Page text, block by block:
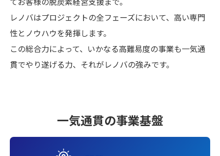
コーポレートPPA
太陽光発電
企業理念
中期経営計画
環境
社会
IR情報
IR情報トップ
現場から
レノバはプロジェクトの全フェーズにおいて、高い専門
性とノウハウを発揮します。
この総合力によって、いかなる高難易度の事業も一気通
貫でやり遂げる力、それがレノバの強みです。
一気通貫の事業基盤